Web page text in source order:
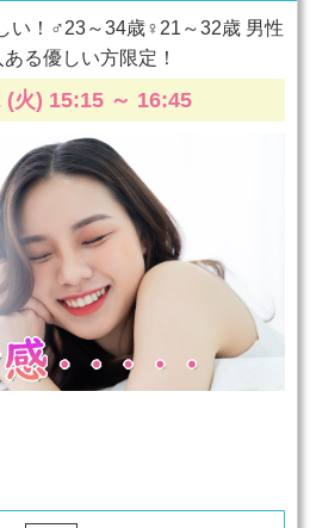
い！♂23～34歳♀21～32歳 男性
る優しい方限定！
(火) 15:15 ～ 16:45